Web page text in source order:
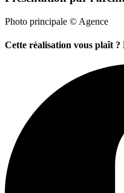
Photo principale © Agence
Cette réalisation vous plaît ?